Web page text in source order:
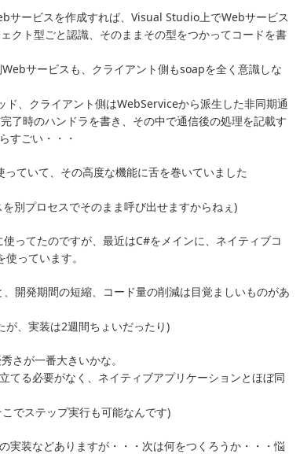
サービスを作成すれば、Visual Studio上でWebサービス
クト型ごと認識、そのままその型をつかってコードを書
サービスも、クライアント側もsoapを全く意識しな
、クライアント側はWebServiceから派生した非同期通
了時のハンドラを書き、その中で通信後の処理を記載す
すごい・・・
ていて、その高度な機能に舌を巻いていました
別プロセスでそのまま呼び出せますからねぇ)
ってたのですが、最近はC#をメインに、ネイティブコ
っています。
開発期間の短縮、コード量の削減は目覚ましいものがあ
が、実装は2週間ちょいだったり)
さが一番大きいかな。
てる必要がなく、ネイティブアプリケーションとほぼ同
でステップ実行も可能なんです)
実装などありますが・・・次は何をつくろうか・・・悩